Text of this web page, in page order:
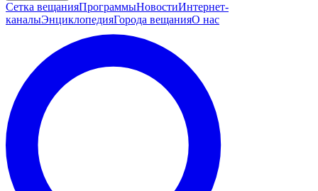
Сетка вещанияПрограммыНовостиИнтернет-
каналыЭнциклопедияГорода вещанияО нас